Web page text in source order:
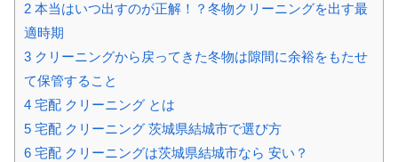
2 本当はいつ出すのが正解！？冬物クリーニングを出す最
適時期
3 クリーニングから戻ってきた冬物は隙間に余裕をもたせ
て保管すること
4 宅配 クリーニング とは
5 宅配 クリーニング 茨城県結城市で選び方
6 宅配 クリーニングは茨城県結城市なら 安い？